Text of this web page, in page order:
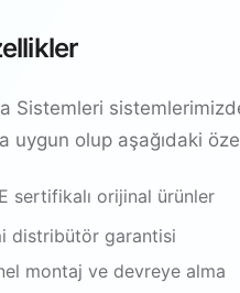
Sistemleri
uygun olup aşağıdaki
sertifikalı orijinal ürünler
distribütör garantisi
montaj ve devreye alma